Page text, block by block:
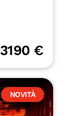
3190 €
NOVITÀ